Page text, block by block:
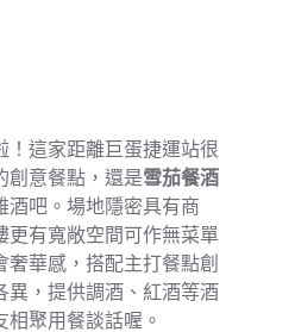
！這家距離巨蛋捷運站很
創意餐點，還是雪茄餐酒
酒吧。場地隱密具有商
更有寬敞空間可作無菜單
華感，搭配主打餐點創
異，提供調酒、紅酒等酒
聚用餐談話喔。